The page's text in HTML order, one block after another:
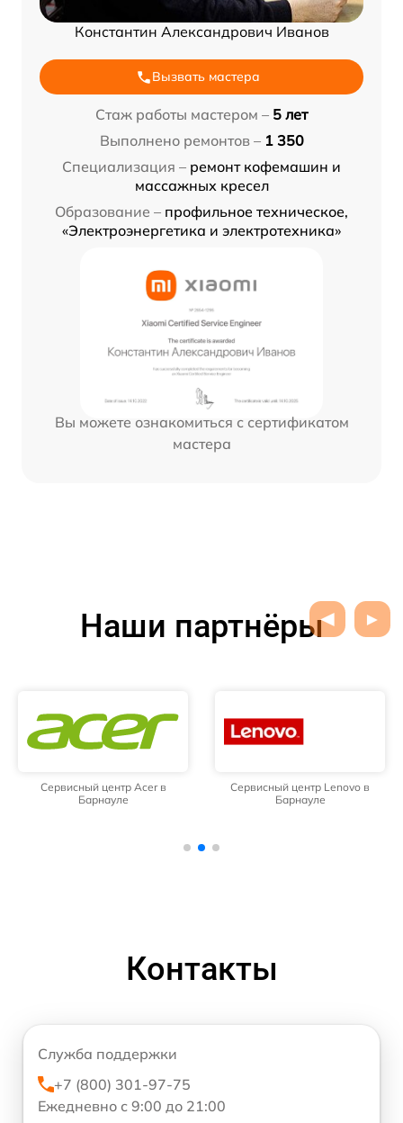
Константин Александрович Иванов
Вызвать мастера
Стаж работы мастером – 5 лет
Выполнено ремонтов – 1 350
Специализация – ремонт кофемашин и
массажных кресел
Образование – профильное техническое,
«Электроэнергетика и электротехника»
Вы можете ознакомиться с сертификатом
мастера
Наши партнёры
Сервисный центр Acer в
Барнауле
Сервисный центр Lenovo в
Барнауле
Контакты
Служба поддержки
+7 (800) 301-97-75
Ежедневно с 9:00 до 21:00